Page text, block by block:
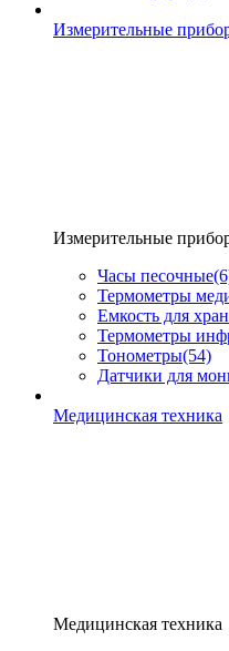
Измерительные
Измерительные
Часы песочные
Термометры
Емкость для
Термометры
Тонометры(54)
Датчики для
Медицинская техника
Медицинская техника